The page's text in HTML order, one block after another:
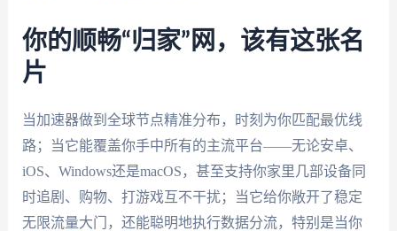
你的顺畅“归家”网，该有这张名
片
当加速器做到全球节点精准分布，时刻为你匹配最优线
路；当它能覆盖你手中所有的主流平台——无论安卓、
iOS、Windows还是macOS，甚至支持你家里几部设备同
时追剧、购物、打游戏互不干扰；当它给你敞开了稳定
无限流量大门，还能聪明地执行数据分流，特别是当你